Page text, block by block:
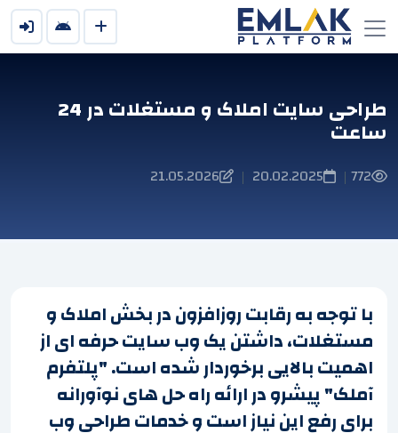
طراحی سایت املاک و مستغلات در 24
ساعت
772
|
20.02.2025
|
21.05.2026
با توجه به رقابت روزافزون در بخش املاک و
مستغلات، داشتن یک وب سایت حرفه ای از
اهمیت بالایی برخوردار شده است. "پلتفرم
آملک" پیشرو در ارائه راه حل های نوآورانه
برای رفع این نیاز است و خدمات طراحی وب